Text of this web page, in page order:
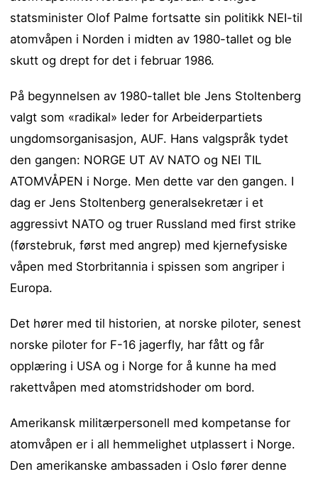
statsminister Olof Palme fortsatte sin politikk NEI-til
atomvåpen i Norden i midten av 1980-tallet og ble
skutt og drept for det i februar 1986.
På begynnelsen av 1980-tallet ble Jens Stoltenberg
valgt som «radikal» leder for Arbeiderpartiets
ungdomsorganisasjon, AUF. Hans valgspråk tydet
den gangen: NORGE UT AV NATO og NEI TIL
ATOMVÅPEN i Norge. Men dette var den gangen. I
dag er Jens Stoltenberg generalsekretær i et
aggressivt NATO og truer Russland med first strike
(førstebruk, først med angrep) med kjernefysiske
våpen med Storbritannia i spissen som angriper i
Europa.
Det hører med til historien, at norske piloter, senest
norske piloter for F-16 jagerfly, har fått og får
opplæring i USA og i Norge for å kunne ha med
rakettvåpen med atomstridshoder om bord.
Amerikansk militærpersonell med kompetanse for
atomvåpen er i all hemmelighet utplassert i Norge.
Den amerikanske ambassaden i Oslo fører denne